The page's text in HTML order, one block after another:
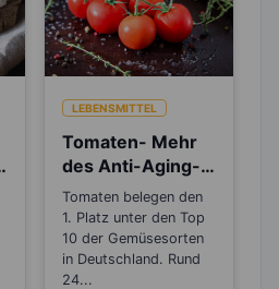
LEBENSMITTEL
Tomaten- Mehr
des Anti-Aging-
Stoffs Lycopin
durchs
Einkochen?
Tomaten belegen den
1. Platz unter den Top
10 der Gemüsesorten
in Deutschland. Rund
24...